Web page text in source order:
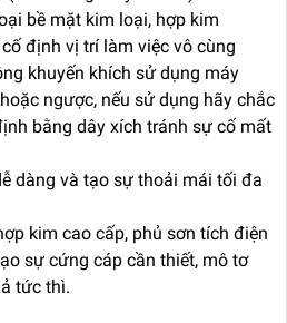
bề mặt kim loại, hợp kim
định vị trí làm việc vô cùng
khuyến khích sử dụng máy
ngược, nếu sử dụng hãy chắc
bằng dây xích tránh sự cố mất
dàng và tạo sự thoải mái tối đa
kim cao cấp, phủ sơn tích điện
sự cứng cáp cần thiết, mô tơ
tức thì.